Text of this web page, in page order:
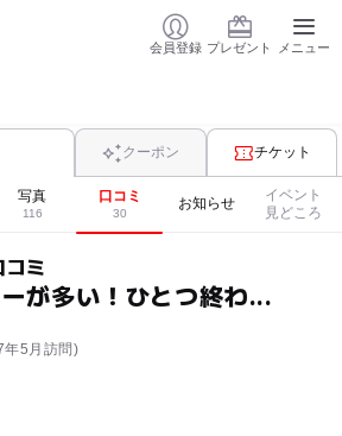
会員登録 プレゼント メニュー
クーポン チケット
写真
116
口コミ
30
お知らせ
イベント
見どころ
コミ
が多い！ひとつ終わ...
年5月訪問)